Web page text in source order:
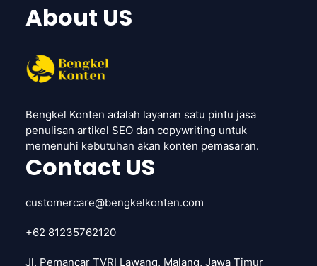
About US
Bengkel Konten adalah layanan satu pintu jasa
penulisan artikel SEO dan copywriting untuk
memenuhi kebutuhan akan konten pemasaran.
Contact US
customercare@bengkelkonten.com
+62 81235762120
Jl. Pemancar TVRI Lawang, Malang, Jawa Timur